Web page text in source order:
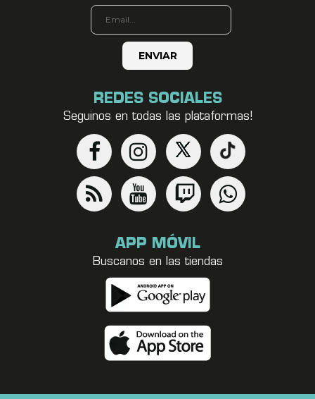
REDES SOCIALES
Seguinos en todas las plataformas!
APP MÓVIL
Buscanos en las tiendas